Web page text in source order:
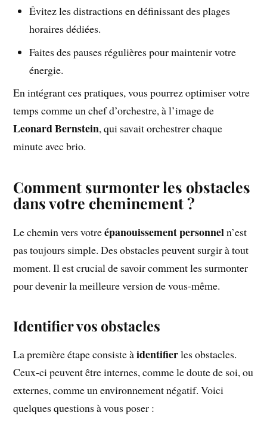
Évitez les distractions en définissant des plages
horaires dédiées.
Faites des pauses régulières pour maintenir votre
énergie.
En intégrant ces pratiques, vous pourrez optimiser votre
temps comme un chef d’orchestre, à l’image de
Leonard Bernstein, qui savait orchestrer chaque
minute avec brio.
Comment surmonter les obstacles
dans votre cheminement ?
Le chemin vers votreépanouissement personneln’est
pas toujours simple. Des obstacles peuvent surgir à tout
moment. Il est crucial de savoir comment les surmonter
pour devenir la meilleure version de vous-même.
Identifier vos obstacles
La première étape consiste àidentifierles obstacles.
Ceux-ci peuvent être internes, comme le doute de soi, ou
externes, comme un environnement négatif. Voici
quelques questions à vous poser :